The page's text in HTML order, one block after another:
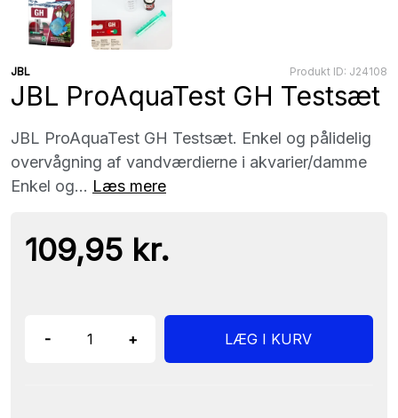
JBL Produkt ID: J24108
JBL ProAquaTest GH Testsæt
JBL ProAquaTest GH Testsæt. Enkel og pålidelig
overvågning af vandværdierne i akvarier/damme
Enkel og... Læs mere
109,95 kr.
- + LÆG I KURV